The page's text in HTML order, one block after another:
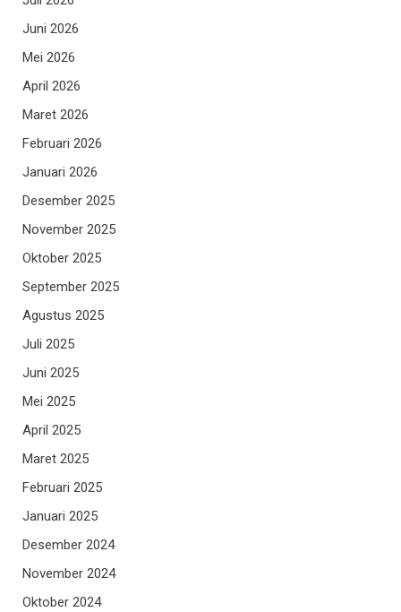
Juni 2026
Mei 2026
April 2026
Maret 2026
Februari 2026
Januari 2026
Desember 2025
November 2025
Oktober 2025
September 2025
Agustus 2025
Juli 2025
Juni 2025
Mei 2025
April 2025
Maret 2025
Februari 2025
Januari 2025
Desember 2024
November 2024
Oktober 2024